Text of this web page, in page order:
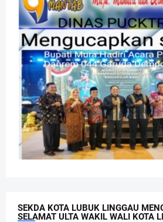
SEKDA KOTA LUBUK LINGGAU
SELAMAT ULTA WAKIL WALI KOTA